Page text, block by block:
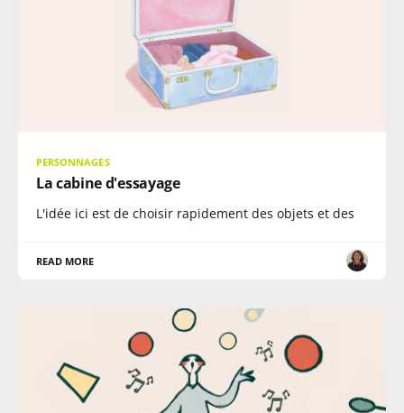
PERSONNAGES
La cabine d'essayage
L'idée ici est de choisir rapidement des objets et des
READ MORE